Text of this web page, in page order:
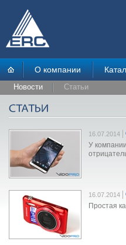
О компании
Новости Статьи
16.07.2014
У
16.07.2014
Простая